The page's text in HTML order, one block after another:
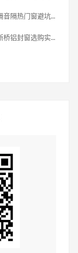
2026深圳封窗品牌推荐，临街住宅隔音隔热门窗避坑指南
2026深圳门窗品牌精选：家装阳台断桥铝封窗选购实用攻略